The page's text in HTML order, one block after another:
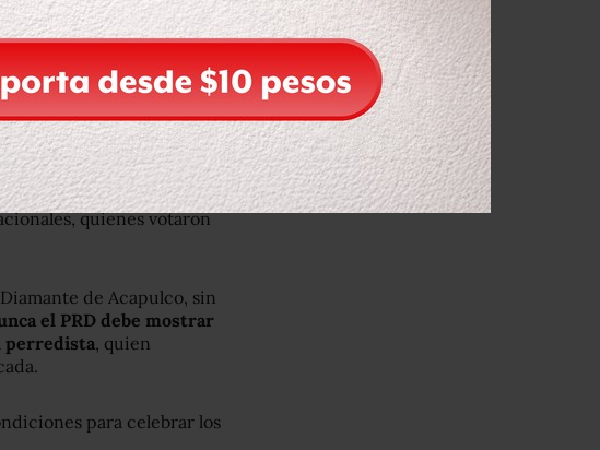
djpTB6EExK
líder nacional del PRD,
quienes votaron
de Acapulco, sin
el PRD debe mostrar
perredista, quien
para celebrar los